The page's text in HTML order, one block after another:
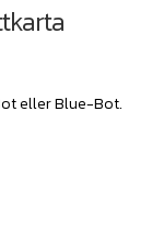
eller Blue-Bot.